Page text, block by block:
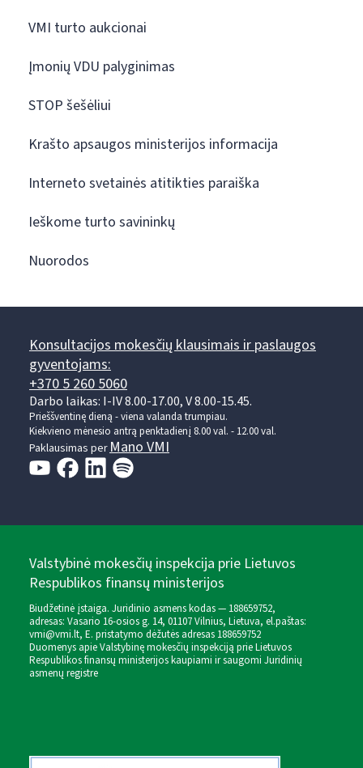
VMI turto aukcionai
Įmonių VDU palyginimas
STOP šešėliui
Krašto apsaugos ministerijos informacija
Interneto svetainės atitikties paraiška
Ieškome turto savininkų
Nuorodos
Konsultacijos mokesčių klausimais ir paslaugos
gyventojams:
+370 5 260 5060
Darbo laikas: I-IV 8.00-17.00, V 8.00-15.45.
Prieššventinę dieną - viena valanda trumpiau.
Kiekvieno mėnesio antrą penktadienį 8.00 val. - 12.00 val.
Paklausimas perMano VMI
Valstybinė mokesčių inspekcija prie Lietuvos
Respublikos finansų ministerijos
Biudžetinė įstaiga. Juridinio asmens kodas — 188659752,
adresas: Vasario 16-osios g. 14, 01107 Vilnius, Lietuva, el.paštas:
vmi@vmi.lt, E. pristatymo dėžutės adresas 188659752
Duomenys apie Valstybinę mokesčių inspekciją prie Lietuvos
Respublikos finansų ministerijos kaupiami ir saugomi Juridinių
asmenų registre